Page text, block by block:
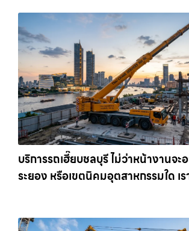
บริการรถเฮี๊ยบชลบุรี ไม่ว่าหน้างานจะ
ระยอง หรือเขตนิคมอุตสาหกรรมใด เ